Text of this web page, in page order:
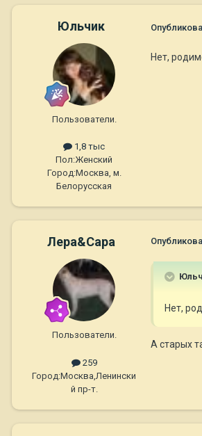
Юльчик
Пользователи.
1,8 тыс
Пол:Женский
Город:Москва, м.
Белорусская
Нет,
Лера&Сара
Пользователи.
259
Город:Москва,Ленински
й пр-т.
Нет,
А старых